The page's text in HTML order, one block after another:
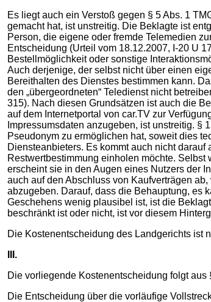
Es liegt auch ein Verstoß gegen § 5 Abs. 1
gemacht hat, ist unstreitig. Die Beklagte ist
Person, die eigene oder fremde Telemedien
Entscheidung (Urteil vom 18.12.2007, I-20 U
Bestellmöglichkeit oder sonstige
Auch derjenige, der selbst nicht über einen
Bereithalten des Dienstes bestimmen kann.
den „übergeordneten“ Teledienst nicht
315). Nach diesen Grundsätzen ist auch die
auf dem Internetportal von car.TV zur
Impressumsdaten anzugeben, ist unstreitig.
Pseudonym zu ermöglichen hat, soweit dies
Diensteanbieters. Es kommt auch nicht
Restwertbestimmung einholen möchte.
erscheint sie in den Augen eines Nutzers der
auch auf den Abschluss von Kaufverträgen
abzugeben. Darauf, dass die Behauptung, es
Geschehens wenig plausibel ist, ist die
beschränkt ist oder nicht, ist vor diesem
Die Kostenentscheidung des Landgerichts ist
III.
Die vorliegende Kostenentscheidung folgt aus
Die Entscheidung über die vorläufige